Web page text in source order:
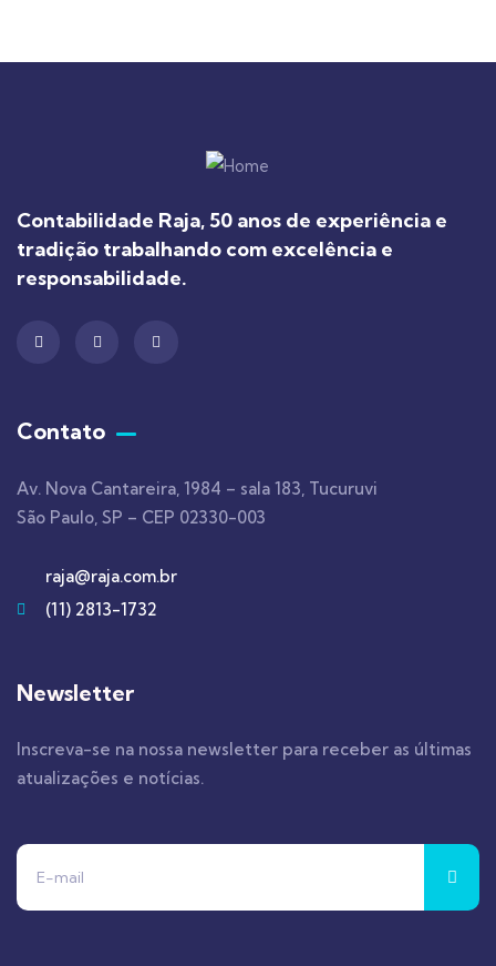
Contabilidade Raja, 50 anos de experiência e
tradição trabalhando com excelência e
responsabilidade.
Contato
Av. Nova Cantareira, 1984 – sala 183, Tucuruvi
São Paulo, SP – CEP 02330-003
raja@raja.com.br
(11) 2813-1732
Newsletter
Inscreva-se na nossa newsletter para receber as últimas
atualizações e notícias.